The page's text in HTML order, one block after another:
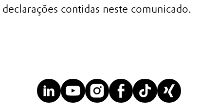
declarações contidas neste comunicado.